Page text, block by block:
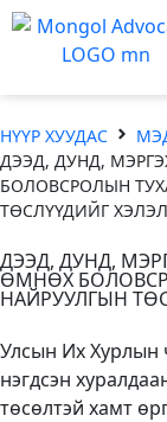
НҮҮР ХУУДАС
ДЭЭД, ДУНД,
БОЛОВСРОЛЫН
ТӨСЛҮҮДИЙГ
ДЭЭД, ДУНД,
ӨМНӨХ
НАЙРУУЛГЫН
Улсын Их Хурлын
нэгдсэн
төсөлтэй хамт